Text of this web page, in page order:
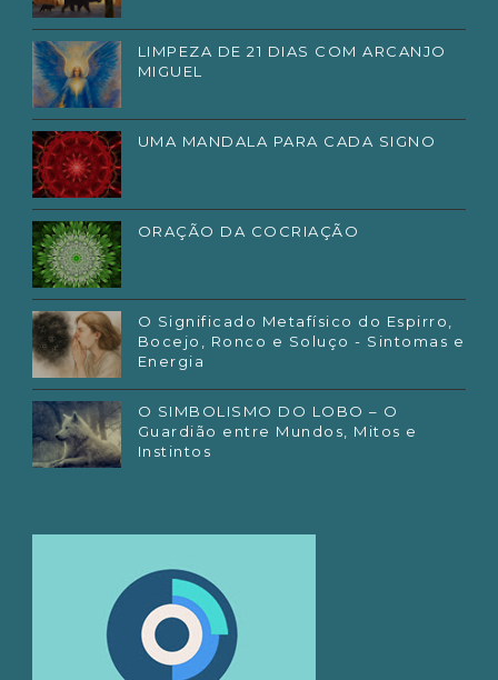
LIMPEZA DE 21 DIAS COM ARCANJO
MIGUEL
UMA MANDALA PARA CADA SIGNO
ORAÇÃO DA COCRIAÇÃO
O Significado Metafísico do Espirro,
Bocejo, Ronco e Soluço - Sintomas e
Energia
O SIMBOLISMO DO LOBO – O
Guardião entre Mundos, Mitos e
Instintos